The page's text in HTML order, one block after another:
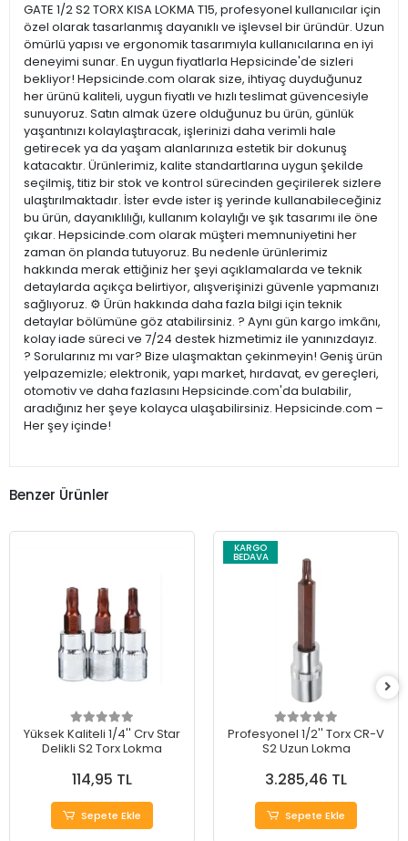
GATE 1/2 S2 TORX KISA LOKMA T15, profesyonel kullanıcılar için
özel olarak tasarlanmış dayanıklı ve işlevsel bir üründür. Uzun
ömürlü yapısı ve ergonomik tasarımıyla kullanıcılarına en iyi
deneyimi sunar. En uygun fiyatlarla Hepsicinde'de sizleri
bekliyor! Hepsicinde.com olarak size, ihtiyaç duyduğunuz
her ürünü kaliteli, uygun fiyatlı ve hızlı teslimat güvencesiyle
sunuyoruz. Satın almak üzere olduğunuz bu ürün, günlük
yaşantınızı kolaylaştıracak, işlerinizi daha verimli hale
getirecek ya da yaşam alanlarınıza estetik bir dokunuş
katacaktır. Ürünlerimiz, kalite standartlarına uygun şekilde
seçilmiş, titiz bir stok ve kontrol sürecinden geçirilerek sizlere
ulaştırılmaktadır. İster evde ister iş yerinde kullanabileceğiniz
bu ürün, dayanıklılığı, kullanım kolaylığı ve şık tasarımı ile öne
çıkar. Hepsicinde.com olarak müşteri memnuniyetini her
zaman ön planda tutuyoruz. Bu nedenle ürünlerimiz
hakkında merak ettiğiniz her şeyi açıklamalarda ve teknik
detaylarda açıkça belirtiyor, alışverişinizi güvenle yapmanızı
sağlıyoruz. ⚙️ Ürün hakkında daha fazla bilgi için teknik
detaylar bölümüne göz atabilirsiniz. ? Aynı gün kargo imkânı,
kolay iade süreci ve 7/24 destek hizmetimiz ile yanınızdayız.
? Sorularınız mı var? Bize ulaşmaktan çekinmeyin! Geniş ürün
yelpazemizle; elektronik, yapı market, hırdavat, ev gereçleri,
otomotiv ve daha fazlasını Hepsicinde.com'da bulabilir,
aradığınız her şeye kolayca ulaşabilirsiniz. Hepsicinde.com –
Her şey içinde!
Benzer Ürünler
Yüksek Kaliteli 1/4'' Crv Star
Delikli S2 Torx Lokma
114,95 TL
Sepete Ekle
KARGO
BEDAVA
Profesyonel 1/2'' Torx CR-V
S2 Uzun Lokma
3.285,46 TL
Sepete Ekle